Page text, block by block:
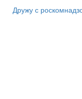
Дружу с